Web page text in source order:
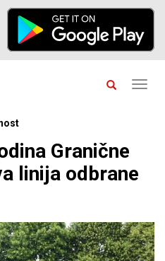
Granične
linija odbrane